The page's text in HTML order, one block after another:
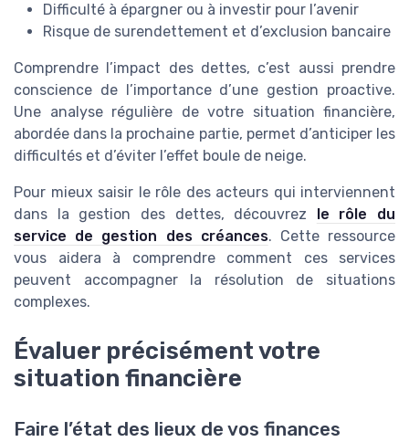
Difficulté à épargner ou à investir pour l’avenir
Risque de surendettement et d’exclusion bancaire
Comprendre l’impact des dettes, c’est aussi prendre
conscience de l’importance d’une gestion proactive.
Une analyse régulière de votre situation financière,
abordée dans la prochaine partie, permet d’anticiper les
difficultés et d’éviter l’effet boule de neige.
Pour mieux saisir le rôle des acteurs qui interviennent
dans la gestion des dettes, découvrez le rôle du
service de gestion des créances. Cette ressource
vous aidera à comprendre comment ces services
peuvent accompagner la résolution de situations
complexes.
Évaluer précisément votre
situation financière
Faire l’état des lieux de vos finances